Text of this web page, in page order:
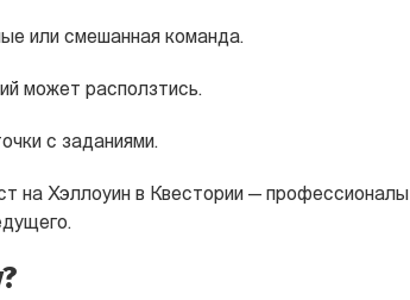
или смешанная команда.
может расползтись.
с заданиями.
на Хэллоуин в Квестории — профессионалы